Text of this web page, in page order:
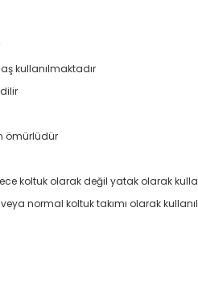
kullanılmaktadır
ömürlüdür
koltuk olarak değil yatak olarak
normal koltuk takımı olarak